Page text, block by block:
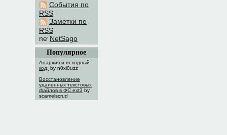
События по
RSS
Заметки по
RSS
NetSago
Популярное
Анархия и исходный
код.
by n0xi0uzz
Восстановление
удаленных текстовых
файлов в ФС ext3 by
scamelscrud